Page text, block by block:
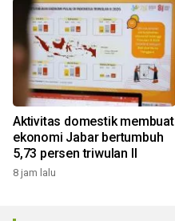
Aktivitas domestik membuat
ekonomi Jabar bertumbuh
5,73 persen triwulan II
8 jam lalu